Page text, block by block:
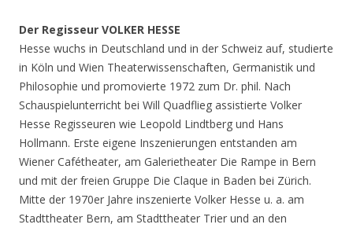
Der Regisseur VOLKER HESSE
Hesse wuchs in Deutschland und in der Schweiz auf, studierte
in Köln und Wien Theaterwissenschaften, Germanistik und
Philosophie und promovierte 1972 zum Dr. phil. Nach
Schauspielunterricht bei Will Quadflieg assistierte Volker
Hesse Regisseuren wie Leopold Lindtberg und Hans
Hollmann. Erste eigene Inszenierungen entstanden am
Wiener Cafétheater, am Galerietheater Die Rampe in Bern
und mit der freien Gruppe Die Claque in Baden bei Zürich.
Mitte der 1970er Jahre inszenierte Volker Hesse u. a. am
Stadttheater Bern, am Stadttheater Trier und an den